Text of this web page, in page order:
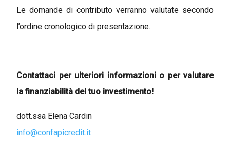
Le domande di contributo verranno valutate secondo
l’ordine cronologico di presentazione.
Contattaci per ulteriori informazioni o per valutare
la finanziabilità del tuo investimento!
dott.ssa Elena Cardin
info@confapicredit.it